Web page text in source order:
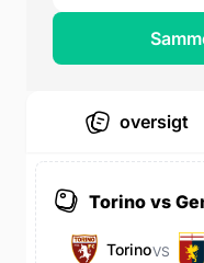
oversigt
Torino vs
TorinoVS